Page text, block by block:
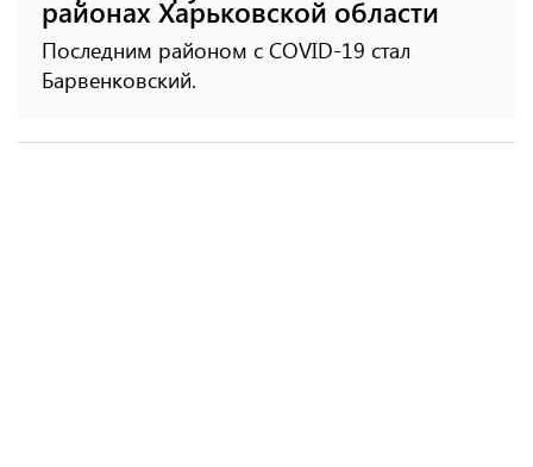
районах Харьковской области
Последним районом с COVID-19 стал
Барвенковский.